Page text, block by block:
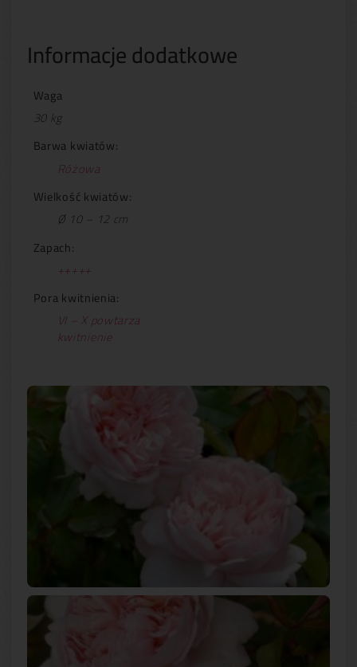
Informacje dodatkowe
Waga
30 kg
Barwa kwiatów:
Różowa
Wielkość kwiatów:
Ø 10 – 12 cm
Zapach:
+++++
Pora kwitnienia:
VI – X powtarza
kwitnienie